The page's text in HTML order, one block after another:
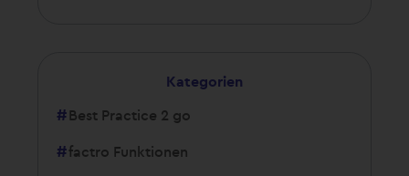
Kategorien
Best Practice 2 go
factro Funktionen